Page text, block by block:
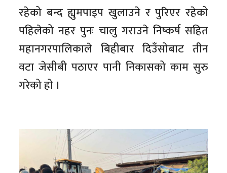
रहेको बन्द ह्युमपाइप खुलाउने र पुरिएर रहेको
पहिलेको नहर पुनः चालु गराउने निष्कर्ष सहित
महानगरपालिकाले बिहीबार दिउँसोबाट तीन
वटा जेसीबी पठाएर पानी निकासको काम सुरु
गरेको हो ।